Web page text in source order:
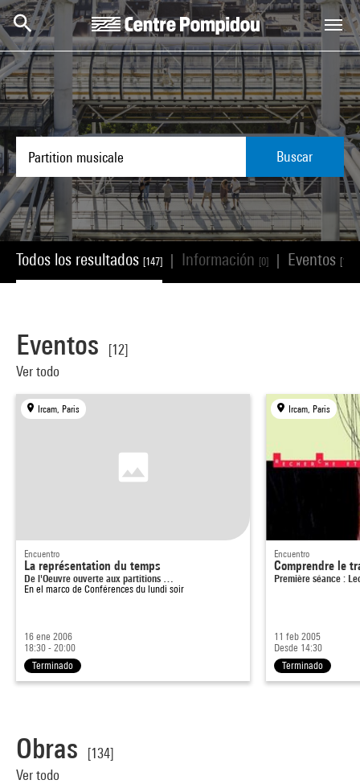
Skip to main content
Centre Pompidou
Buscar
Todos los resultados [147] Información [0] Eventos [12]
Eventos
[12]
Ver todo
Ircam, Paris
Encuentro
La représentation du temps
De l'Oeuvre ouverte aux partitions …
En el marco de Conférences du lundi soir
16 ene 2006
18:30 - 20:00
Terminado
Ircam, Paris
Encuentro
Comprendre le
Première séance :
11 feb 2005
Desde 14:30
Terminado
Obras
[134]
Ver todo